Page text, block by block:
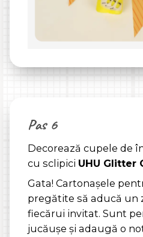
Pas 6
Decorează cupele de
cu sclipici UHU Glitter
Gata! Cartonașele
pregătite să aducă un
fiecărui invitat. Sunt
jucăușe și adaugă o